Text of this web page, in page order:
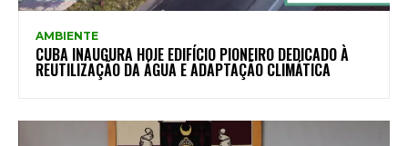
AMBIENTE
CUBA INAUGURA HOJE EDIFÍCIO PIONEIRO DEDICADO À
REUTILIZAÇÃO DA ÁGUA E ADAPTAÇÃO CLIMÁTICA